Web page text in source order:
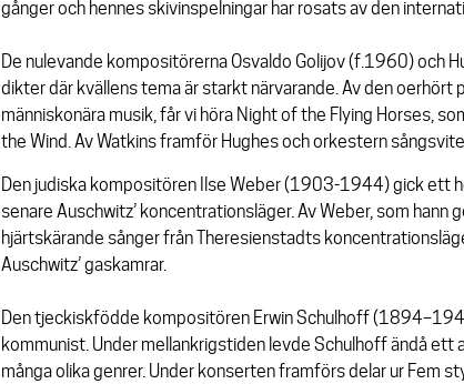
gånger och hennes skivinspelningar har rosats av den
De nulevande kompositörerna Osvaldo Golijov (f.1960) och
dikter där kvällens tema är starkt närvarande. Av den oerhört
människonära musik, får vi höra Night of the Flying Horses,
the Wind. Av Watkins framför Hughes och orkestern
Den judiska kompositören Ilse Weber (1903-1944) gick ett
senare Auschwitz’ koncentrationsläger. Av Weber, som
hjärtskärande sånger från Theresienstadts
Auschwitz’ gaskamrar.
Den tjeckiskfödde kompositören Erwin Schulhoff
kommunist. Under mellankrigstiden levde Schulhoff ändå
många olika genrer. Under konserten framförs delar ur Fem